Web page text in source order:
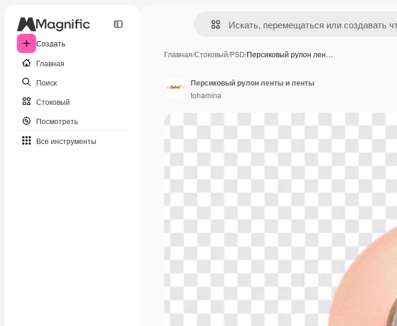
Создать
Главная
Поиск
Стоковый
Посмотреть
Все инструменты
Главная/Стоковый/PSD/Персиковый рулон лен…
Персиковый рулон ленты и ленты
tohamina